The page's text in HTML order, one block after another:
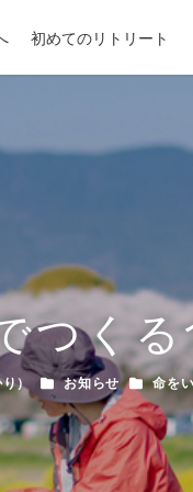
初めてのリトリート
つく
） カテゴリー
お知らせ カテゴリ
命を